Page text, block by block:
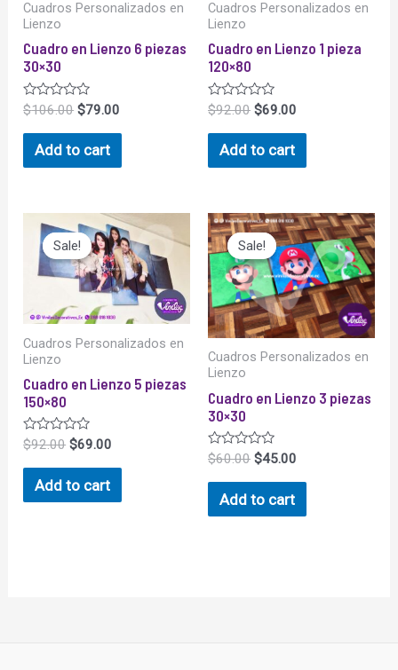
Cuadros Personalizados en
Lienzo
Cuadro en Lienzo 6 piezas
30×30
Rated
0
out
$106.00 $79.00
Add to cart
Cuadros Personalizados en
Lienzo
Cuadro en Lienzo 1 pieza
120×80
Rated
0
out
$92.00 $69.00
Add to cart
Sale!
Sale!
Cuadros Personalizados en
Lienzo
Cuadro en Lienzo 5 piezas
150×80
Rated
0
out
$92.00 $69.00
Add to cart
Sale!
Sale!
Cuadros Personalizados en
Lienzo
Cuadro en Lienzo 3 piezas
30×30
Rated
0
out
$60.00 $45.00
Add to cart